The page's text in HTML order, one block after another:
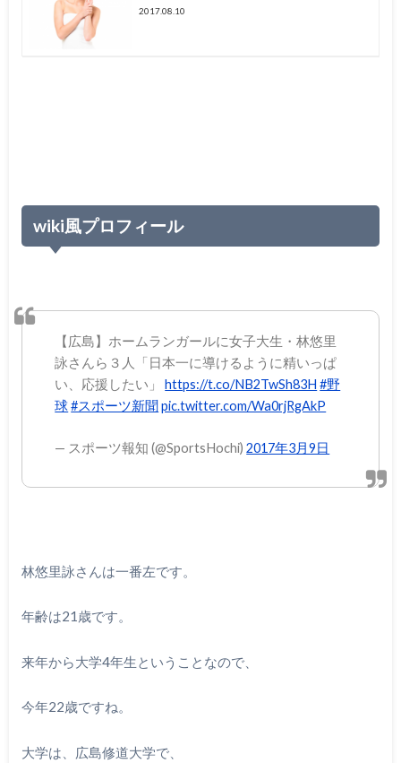
2017.08.10
wiki風プロフィール
【広島】ホームランガールに女子大生・林悠里
詠さんら３人「日本一に導けるように精いっぱ
い、応援したい」https://t.co/NB2TwSh83H #野
球#スポーツ新聞 pic.twitter.com/Wa0rjRgAkP
— スポーツ報知 (@SportsHochi)2017年3月9日
林悠里詠さんは一番左です。
年齢は21歳です。
来年から大学4年生ということなので、
今年22歳ですね。
大学は、広島修道大学で、